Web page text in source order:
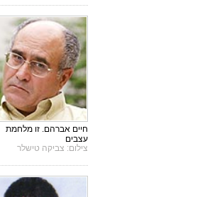
חיים אברהם. זו מלחמת
עצבים
צילום: צביקה טישלר